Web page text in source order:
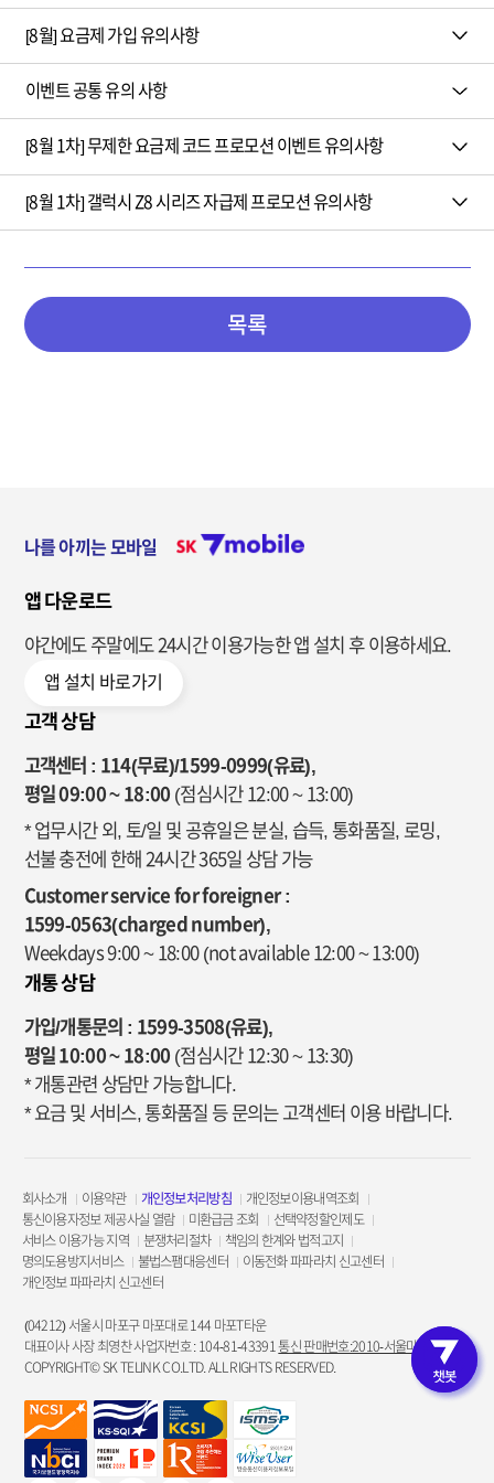
고객인증
[8월] 요금제 가입 유의사항
이벤트 공통 유의 사항
[8월 1차] 무제한 요금제 코드 프로모션 이벤트 유의사항
[8월 1차] 갤럭시 Z8 시리즈 자급제 프로모션 유의사항
목록
나를 아끼는 모바일
앱 다운로드
야간에도 주말에도 24시간 이용가능한앱 설치 후 이용하세요.
앱 설치 바로가기
고객 상담
고객센터 : 114(무료)/1599-0999(유료),
평일 09:00 ~ 18:00 (점심시간 12:00 ~ 13:00)
* 업무시간 외, 토/일 및 공휴일은 분실, 습득, 통화품질, 로밍,
선불 충전에 한해 24시간 365일 상담 가능
Customer service for foreigner :
1599-0563(charged number),
Weekdays 9:00 ~ 18:00 (not available 12:00 ~ 13:00)
개통 상담
가입/개통문의 : 1599-3508(유료),
평일 10:00 ~ 18:00 (점심시간 12:30 ~ 13:30)
* 개통관련 상담만 가능합니다.
* 요금 및 서비스, 통화품질 등 문의는 고객센터 이용 바랍니다.
회사소개 이용약관 개인정보처리방침
개인정보이용내역조회
통신이용자정보 제공사실 열람
미환급금 조회
선택약정할인제도
서비스 이용가능 지역
분쟁처리절차
책임의 한계와 법적고지
명의도용방지서비스
불법스팸대응센터
이동전화 파파라치 신고센터
개인정보 파파라치 신고센터
(04212) 서울시 마포구 마포대로 144 마포T타운
대표이사 사장 최영찬 사업자번호 : 104-81-43391통신 판매번호:2010-서울마포-3953
COPYRIGHT© SK TELINK CO.LTD. ALL RIGHTS RESERVED.